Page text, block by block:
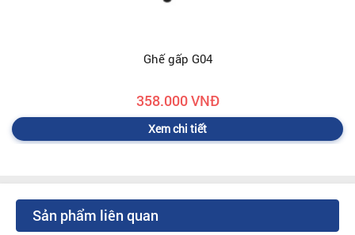
Ghế gấp G04
358.000 VNĐ
Xem chi tiết
Sản phẩm liên quan